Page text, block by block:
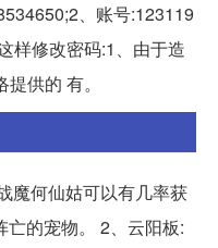
、账号:123119
样修改密码:1、由于造
供的 有。
魔何仙姑可以有几率获
的宠物。 2、云阳板: